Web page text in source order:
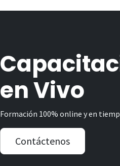
en Vivo
Formación 100% online y en
Contáctenos